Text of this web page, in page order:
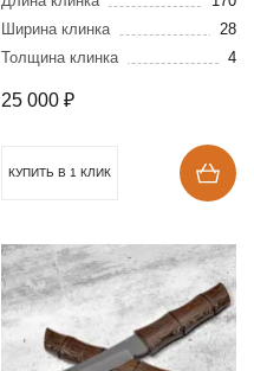
стали
Ширина клинка
28
Толщина клинка
4
25 000 ₽
КУПИТЬ В 1 КЛИК